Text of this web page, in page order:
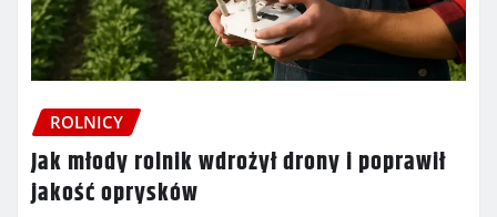
ROLNICY
Jak młody rolnik wdrożył drony i poprawił
jakość oprysków